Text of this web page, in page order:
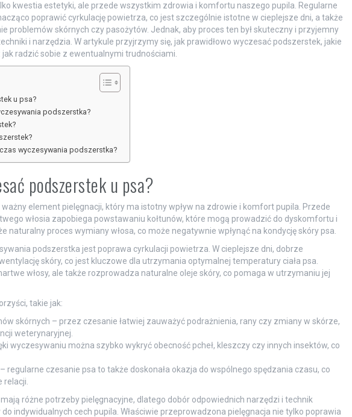
kwestia estetyki, ale przede wszystkim zdrowia i komfortu naszego pupila. Regularne
poprawić cyrkulację powietrza, co jest szczególnie istotne w cieplejsze dni, a także
problemów skórnych czy pasożytów. Jednak, aby proces ten był skuteczny i przyjemny
i narzędzia. W artykule przyjrzymy się, jak prawidłowo wyczesać podszerstek, jakie
radzić sobie z ewentualnymi trudnościami.
u psa?
podszerstka?
wyczesywania podszerstka?
podszerstek u psa?
element pielęgnacji, który ma istotny wpływ na zdrowie i komfort pupila. Przede
włosia zapobiega powstawaniu kołtunów, które mogą prowadzić do dyskomfortu i
naturalny proces wymiany włosa, co może negatywnie wpłynąć na kondycję skóry psa.
podszerstka jest poprawa cyrkulacji powietrza. W cieplejsze dni, dobrze
skóry, co jest kluczowe dla utrzymania optymalnej temperatury ciała psa.
włosy, ale także rozprowadza naturalne oleje skóry, co pomaga w utrzymaniu jej
takie jak:
skórnych – przez czesanie łatwiej zauważyć podrażnienia, rany czy zmiany w skórze,
weterynaryjnej.
wyczesywaniu można szybko wykryć obecność pcheł, kleszczy czy innych insektów, co
regularne czesanie psa to także doskonała okazja do wspólnego spędzania czasu, co
relacji.
różne potrzeby pielęgnacyjne, dlatego dobór odpowiednich narzędzi i technik
indywidualnych cech pupila. Właściwie przeprowadzona pielęgnacja nie tylko poprawia